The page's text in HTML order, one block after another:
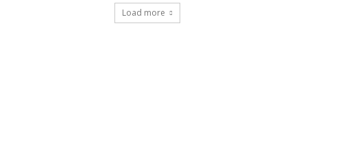
Load more